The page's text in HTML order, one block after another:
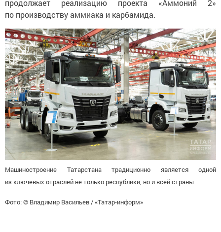
продолжает реализацию проекта «Аммоний 2»
по производству аммиака и карбамида.
Машиностроение Татарстана традиционно является одной
из ключевых отраслей не только республики, но и всей страны
Фото: © Владимир Васильев / «Татар-информ»